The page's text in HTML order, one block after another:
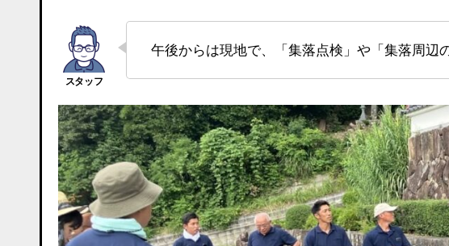
午後からは現地で、「集落点検」や「集落周